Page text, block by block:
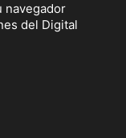
navegador
del Digital